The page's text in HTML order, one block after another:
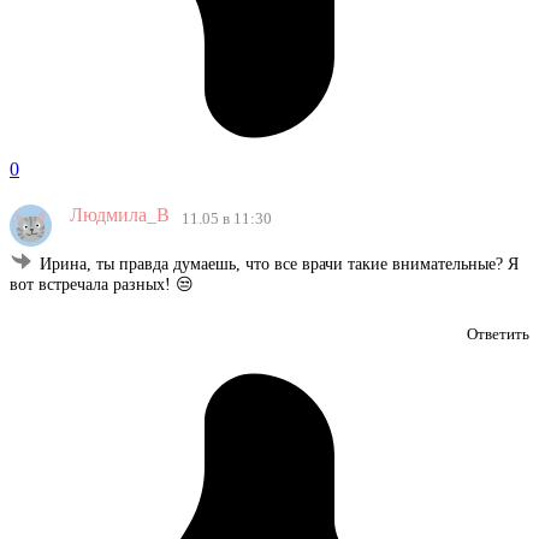
0
Людмила_В 11.05 в 11:30
Ирина, ты правда думаешь, что все врачи такие внимательные? Я
вот встречала разных! 😒
Ответить